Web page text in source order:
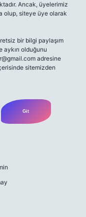
Ancak, üyelerimiz
olup, siteye üye olarak
bir bilgi paylaşım
olduğunu
adresine
sitemizden